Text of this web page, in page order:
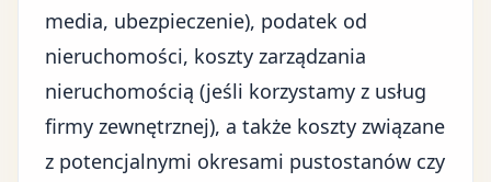
media, ubezpieczenie), podatek od
nieruchomości, koszty zarządzania
nieruchomością (jeśli korzystamy z usług
firmy zewnętrznej), a także koszty związane
z potencjalnymi okresami pustostanów czy